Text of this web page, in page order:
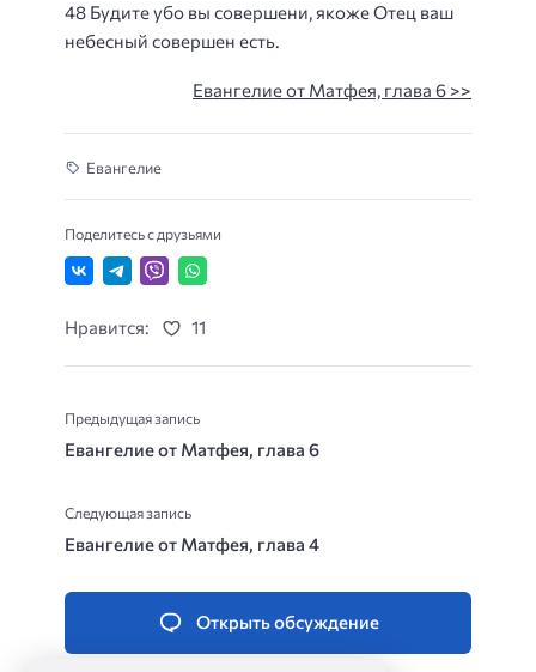
48 Будите убо вы совершени, якоже Отец ваш
небесный совершен есть.
Евангелие от Матфея, глава 6 >>
Евангелие
Поделитесь с друзьями
Нравится: 11
Предыдущая запись
Евангелие от Матфея, глава 6
Следующая запись
Евангелие от Матфея, глава 4
Открыть обсуждение